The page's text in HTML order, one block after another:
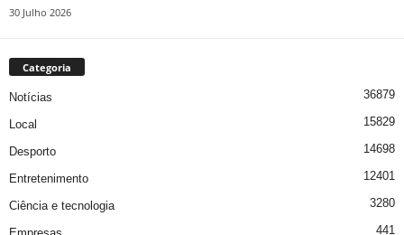
30 Julho 2026
Categoria
Notícias 36879
Local 15829
Desporto 14698
Entretenimento 12401
Ciência e tecnologia 3280
441